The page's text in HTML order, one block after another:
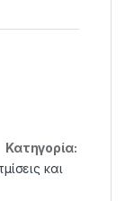
Κατηγορία:
και